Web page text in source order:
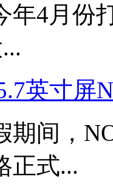
年4月份
英寸屏
期间，
正式...